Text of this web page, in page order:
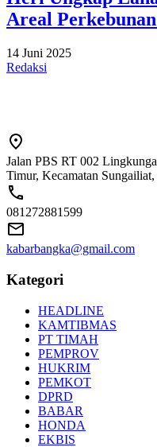
Areal
14 Juni 2025
Redaksi
Jalan PBS RT 002
Timur, Kecamatan
081272881599
kabarbangka@gmail.com
Kategori
HEADLINE
KAMTIBMAS
PT TIMAH
PEMPROV
HUKRIM
PEMKOT
DPRD
BABAR
HONDA
EKBIS